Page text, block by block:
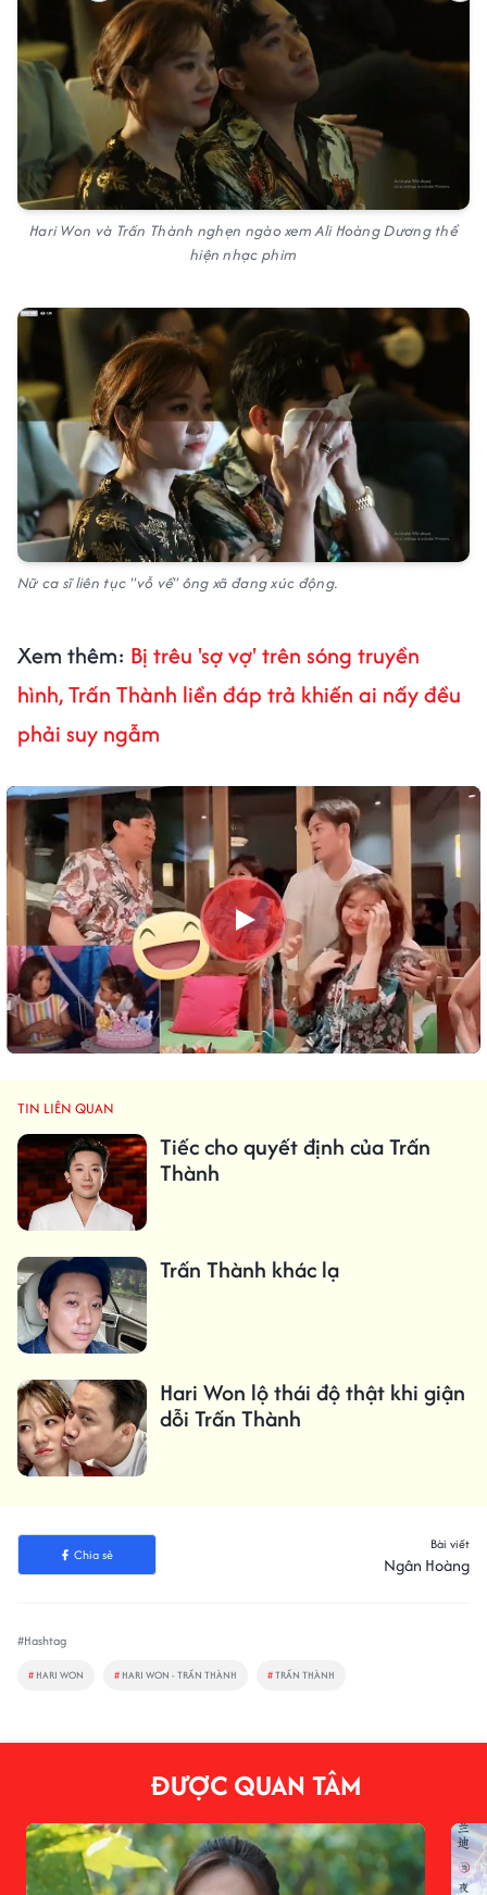
Hari Won và Trấn Thành nghẹn ngào xem Ali Hoàng Dương thể
hiện nhạc phim
Nữ ca sĩ liên tục "vỗ về" ông xã đang xúc động.
Xem thêm: Bị trêu 'sợ vợ' trên sóng truyền
hình, Trấn Thành liền đáp trả khiến ai nấy đều
phải suy ngẫm
TIN LIÊN QUAN
Tiếc cho quyết định của Trấn
Thành
Trấn Thành khác lạ
Hari Won lộ thái độ thật khi giận
dỗi Trấn Thành
Chia sẻ
Bài viết
Ngân Hoàng
#Hashtag
# HARI WON # HARI WON - TRẤN THÀNH #TRẤN THÀNH
ĐƯỢC QUAN TÂM